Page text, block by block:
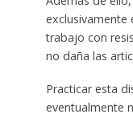
exclusivamente
trabajo con
no daña las
Practicar esta
eventualmente